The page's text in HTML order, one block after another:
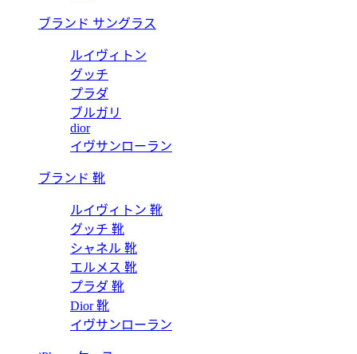
ブランド サングラス
ルイヴィトン
グッチ
プラダ
ブルガリ
dior
イヴサンローラン
ブランド 靴
ルイヴィトン 靴
グッチ 靴
シャネル 靴
エルメス 靴
プラダ 靴
Dior 靴
イヴサンローラン